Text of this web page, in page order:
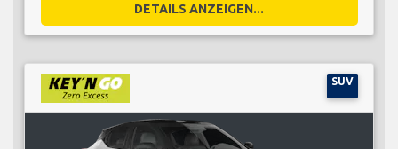
DETAILS ANZEIGEN...
SUV